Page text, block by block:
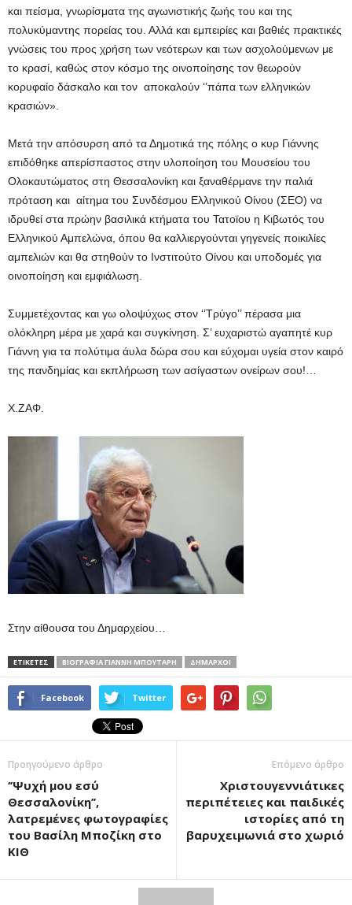
και πείσμα, γνωρίσματα της αγωνιστικής ζωής του και της
πολυκύμαντης πορείας του. Αλλά και εμπειρίες και βαθιές πρακτικές
γνώσεις του προς χρήση των νεότερων και των ασχολούμενων με
το κρασί, καθώς στον κόσμο της οινοποίησης τον θεωρούν
κορυφαίο δάσκαλο και τον αποκαλούν ‘’πάπα των ελληνικών
κρασιών».
Μετά την απόσυρση από τα Δημοτικά της πόλης ο κυρ Γιάννης
επιδόθηκε απερίσπαστος στην υλοποίηση του Μουσείου του
Ολοκαυτώματος στη Θεσσαλονίκη και ξαναθέρμανε την παλιά
πρόταση και αίτημα του Συνδέσμου Ελληνικού Οίνου (ΣΕΟ) να
ιδρυθεί στα πρώην βασιλικά κτήματα του Τατοϊου η Κιβωτός του
Ελληνικού Αμπελώνα, όπου θα καλλιεργούνται γηγενείς ποικιλίες
αμπελιών και θα στηθούν το Ινστιτούτο Οίνου και υποδομές για
οινοποίηση και εμφιάλωση.
Συμμετέχοντας και γω ολοψύχως στον ‘’Τρύγο’’ πέρασα μια
ολόκληρη μέρα με χαρά και συγκίνηση. Σ’ ευχαριστώ αγαπητέ κυρ
Γιάννη για τα πολύτιμα άυλα δώρα σου και εύχομαι υγεία στον καιρό
της πανδημίας και εκπλήρωση των ασίγαστων ονείρων σου!…
Χ.ΖΑΦ.
Στην αίθουσα του Δημαρχείου…
ΕΤΙΚΕΤΕΣ ΒΙΟΓΡΑΦΊΑ ΓΙΆΝΝΗ ΜΠΟΥΤΆΡΗ ΔΉΜΑΡΧΟΙ
Facebook Twitter
Προηγούμενο άρθρο
‘’Ψυχή μου εσύ
Θεσσαλονίκη’’,
λατρεμένες φωτογραφίες
του Βασίλη Μποζίκη στο
ΚΙΘ
Επόμενο άρθρο
Χριστουγεννιάτικες
περιπέτειες και παιδικές
ιστορίες από τη
βαρυχειμωνιά στο χωριό